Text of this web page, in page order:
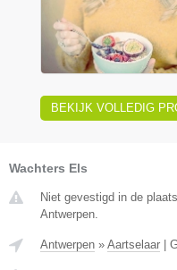
BEKIJK VOLLEDIG
Wachters Els
Niet gevestigd in de
Antwerpen.
Antwerpen » Aartselaar